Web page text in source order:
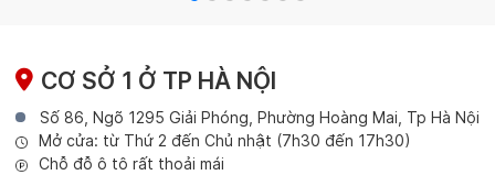
CƠ SỞ 1 Ở TP HÀ NỘI
Số 86, Ngõ 1295 Giải Phóng, Phường Hoàng Mai, Tp Hà Nội
Mở cửa: từ Thứ 2 đến Chủ nhật (7h30 đến 17h30)
Chỗ đỗ ô tô rất thoải mái